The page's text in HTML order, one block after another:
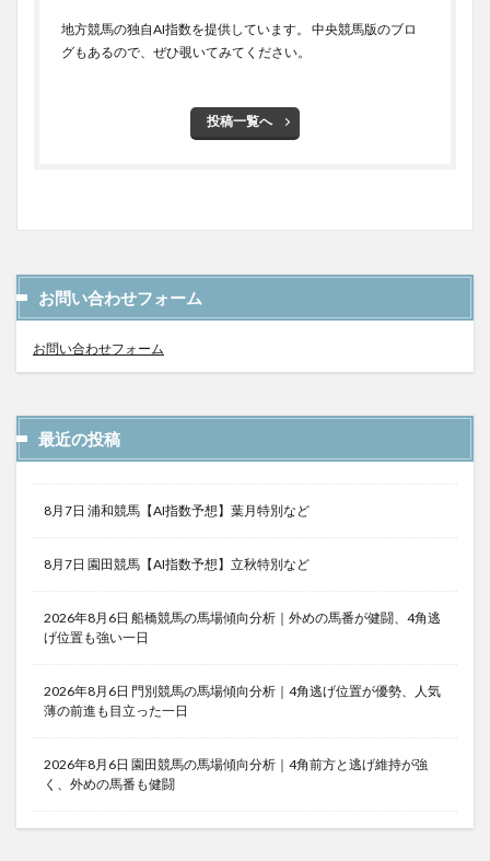
地方競馬の独自AI指数を提供しています。 中央競馬版のブロ
グもあるので、ぜひ覗いてみてください。
投稿一覧へ
お問い合わせフォーム
お問い合わせフォーム
最近の投稿
8月7日 浦和競馬【AI指数予想】葉月特別など
8月7日 園田競馬【AI指数予想】立秋特別など
2026年8月6日 船橋競馬の馬場傾向分析｜外めの馬番が健闘、4角逃
げ位置も強い一日
2026年8月6日 門別競馬の馬場傾向分析｜4角逃げ位置が優勢、人気
薄の前進も目立った一日
2026年8月6日 園田競馬の馬場傾向分析｜4角前方と逃げ維持が強
く、外めの馬番も健闘